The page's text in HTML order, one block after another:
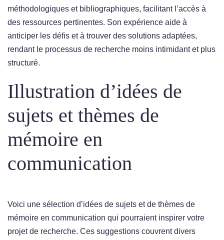
méthodologiques et bibliographiques, facilitant l’accès à
des ressources pertinentes. Son expérience aide à
anticiper les défis et à trouver des solutions adaptées,
rendant le processus de recherche moins intimidant et plus
structuré.
Illustration d’idées de
sujets et thèmes de
mémoire en
communication
Voici une sélection d’idées de sujets et de thèmes de
mémoire en communication qui pourraient inspirer votre
projet de recherche. Ces suggestions couvrent divers